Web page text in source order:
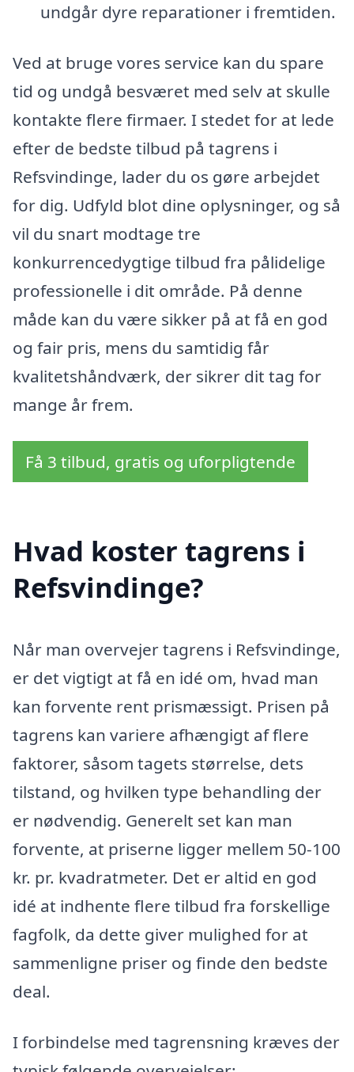
undgår dyre reparationer i fremtiden.
Ved at bruge vores service kan du spare
tid og undgå besværet med selv at skulle
kontakte flere firmaer. I stedet for at lede
efter de bedste tilbud på tagrens i
Refsvindinge, lader du os gøre arbejdet
for dig. Udfyld blot dine oplysninger, og så
vil du snart modtage tre
konkurrencedygtige tilbud fra pålidelige
professionelle i dit område. På denne
måde kan du være sikker på at få en god
og fair pris, mens du samtidig får
kvalitetshåndværk, der sikrer dit tag for
mange år frem.
Få 3 tilbud, gratis og uforpligtende
Hvad koster tagrens i
Refsvindinge?
Når man overvejer tagrens i Refsvindinge,
er det vigtigt at få en idé om, hvad man
kan forvente rent prismæssigt. Prisen på
tagrens kan variere afhængigt af flere
faktorer, såsom tagets størrelse, dets
tilstand, og hvilken type behandling der
er nødvendig. Generelt set kan man
forvente, at priserne ligger mellem 50-100
kr. pr. kvadratmeter. Det er altid en god
idé at indhente flere tilbud fra forskellige
fagfolk, da dette giver mulighed for at
sammenligne priser og finde den bedste
deal.
I forbindelse med tagrensning kræves der